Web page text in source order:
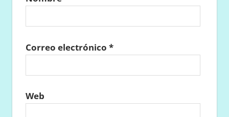
Correo electrónico *
Web